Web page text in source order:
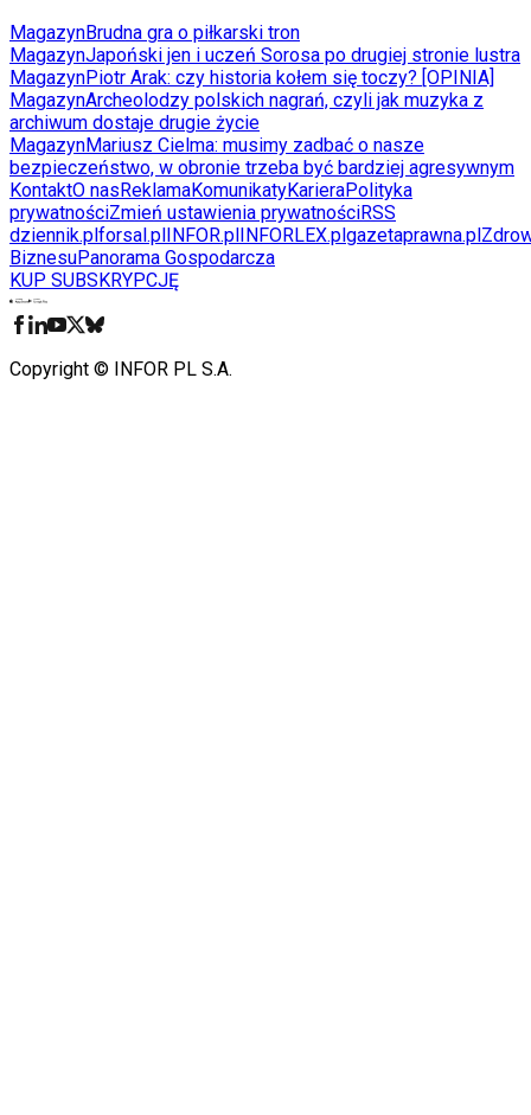
MagazynBrudna gra o piłkarski tron
MagazynJapoński jen i uczeń Sorosa po drugiej stronie lustra
MagazynPiotr Arak: czy historia kołem się toczy? [OPINIA]
MagazynArcheolodzy polskich nagrań, czyli jak muzyka z
archiwum dostaje drugie życie
MagazynMariusz Cielma: musimy zadbać o nasze
bezpieczeństwo, w obronie trzeba być bardziej agresywnym
KontaktO nas ReklamaKomunikatyKarieraPolityka
prywatnościZmień ustawienia prywatnościRSS
dziennik.pl forsal.pl INFOR.pl INFORLEX.pl gazetaprawna.pl
BiznesuPanorama Gospodarcza
KUP SUBSKRYPCJĘ
Copyright © INFOR PL S.A.